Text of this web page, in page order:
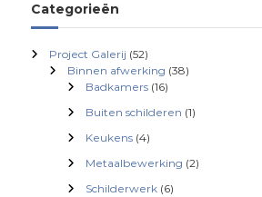
Categorieën
Project Galerij (52)
Binnen afwerking (38)
Badkamers (16)
Buiten schilderen (1)
Keukens (4)
Metaalbewerking (2)
Schilderwerk (6)